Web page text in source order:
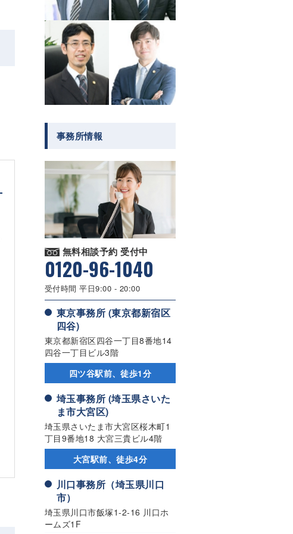
事務所情報
無料相談予約 受付中
0120-96-1040
受付時間 平日9:00 - 20:00
東京事務所 (東京都新宿区
四谷)
東京都新宿区四谷一丁目8番地14
四谷一丁目ビル3階
四ツ谷駅前、徒歩1分
埼玉事務所 (埼玉県さいた
ま市大宮区)
埼玉県さいたま市大宮区桜木町1
丁目9番地18 大宮三貴ビル4階
大宮駅前、徒歩4分
川口事務所（埼玉県川口
市）
埼玉県川口市飯塚1-2-16 川口ホ
ームズ1F